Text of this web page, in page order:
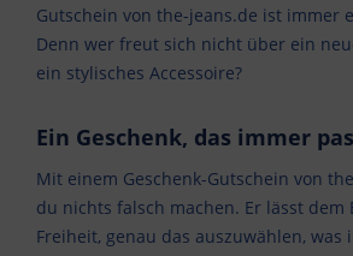
Gutschein von the-jeans.de ist immer
Denn wer freut sich nicht über ein
ein stylisches Accessoire?
Ein Geschenk, das immer
Mit einem Geschenk-Gutschein von
du nichts falsch machen. Er lässt dem
Freiheit, genau das auszuwählen, was